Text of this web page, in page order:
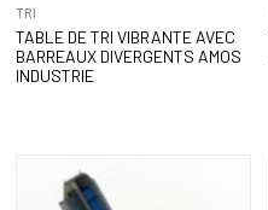
TRI
TABLE DE TRI VIBRANTE AVEC
BARREAUX DIVERGENTS AMOS
INDUSTRIE